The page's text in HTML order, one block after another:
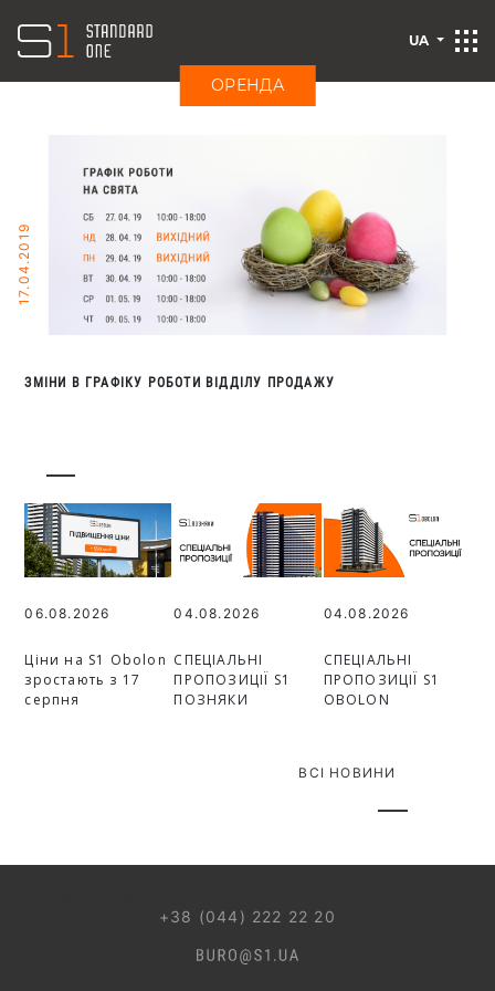
ОРЕНДА
UA
17.04.2019
ЗМІНИ В ГРАФІКУ РОБОТИ ВІДДІЛУ ПРОДАЖУ
06.08.2026
Ціни на S1 Obolon
зростають з 17
серпня
04.08.2026
СПЕЦІАЛЬНІ
ПРОПОЗИЦІЇ S1
ПОЗНЯКИ
04.08.2026
СПЕЦІАЛЬНІ
ПРОПОЗИЦІЇ S1
OBOLON
ВСІ НОВИНИ
+38 (044) 222 22 20